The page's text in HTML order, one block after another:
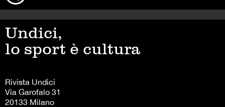
Undici,
lo sport è cultura
Rivista Undici
Via Garofalo 31
20133 Milano